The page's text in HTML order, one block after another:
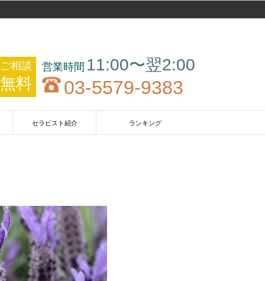
ご相談
無料
11:00〜翌2:00
03-5579-9383
セラピスト紹介 ランキング